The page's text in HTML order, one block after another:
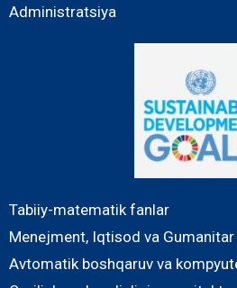
Administratsiya
Tabiiy-matematik fanlar
Menejment, Iqtisod va
Avtomatik boshqaruv va